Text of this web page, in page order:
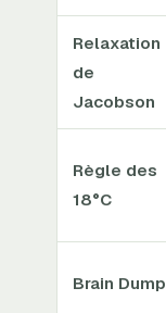
Relaxation
de
Jacobson
Règle des
18°C
Brain Dump